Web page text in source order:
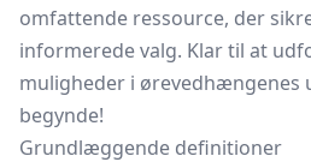
omfattende ressource, der
informerede valg. Klar til at
muligheder i ørevedhængenes
begynde!
Grundlæggende definitioner